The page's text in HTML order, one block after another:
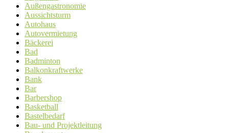
Außengastronomie
Aussichtsturm
Autohaus
Autovermietung
Bäckerei
Bad
Badminton
Balkonkraftwerke
Bank
Bar
Barbershop
Basketball
Bastelbedarf
Bau- und Projektleitung